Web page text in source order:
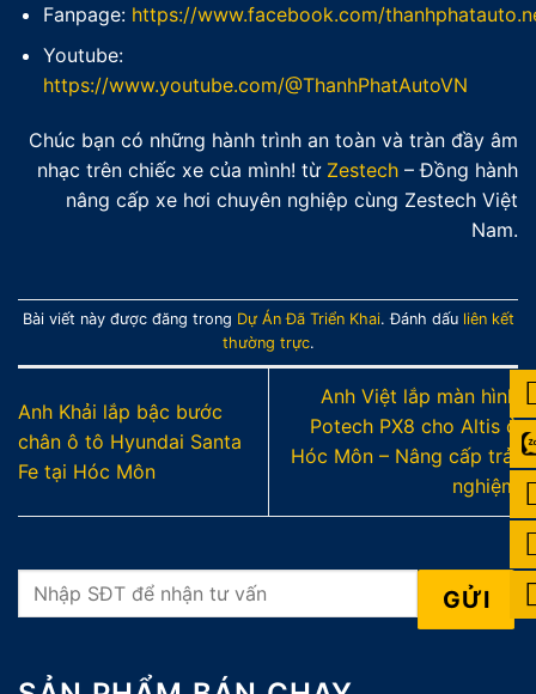
Fanpage: https://www.facebook.com/
Youtube:
https://www.youtube.com/@ThanhPhatAutoVN
Chúc bạn có những hành trình an toàn và tràn đầy âm
nhạc trên chiếc xe của mình! từ Zestech – Đồng hành
nâng cấp xe hơi chuyên nghiệp cùng Zestech Việt
Nam.
Bài viết này được đăng trong Dự Án Đã Triển Khai. Đánh dấu liên kết
thường trực.
Anh Khải lắp bậc bước
chân ô tô Hyundai Santa
Fe tại Hóc Môn
Anh Việt lắp màn hình
Potech PX8 cho Altis ở
Hóc Môn – Nâng cấp trải
nghiệm